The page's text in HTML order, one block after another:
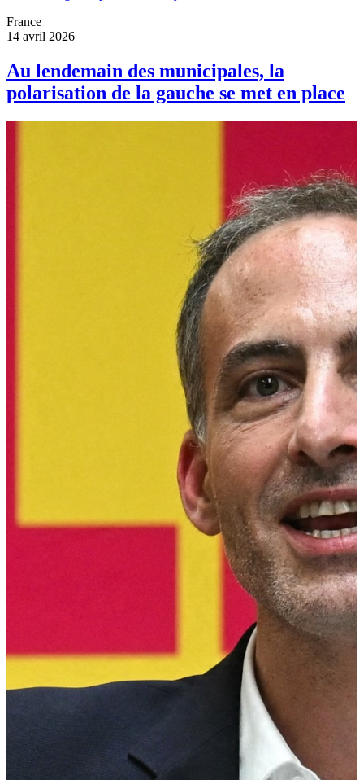
France
14 avril 2026
Au lendemain des municipales, la
polarisation de la gauche se met en place